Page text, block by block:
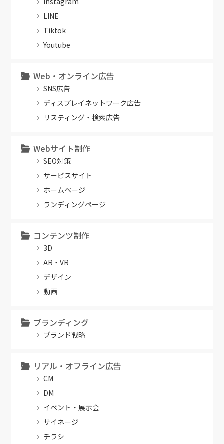
LINE
Tiktok
Youtube
Web・オンライン広告
SNS広告
ディスプレイネットワーク広告
リスティング・検索広告
Webサイト制作
SEO対策
サービスサイト
ホームページ
ランディングページ
コンテンツ制作
3D
AR・VR
デザイン
動画
ブランディング
ブランド戦略
リアル・オフライン広告
CM
DM
イベント・展示会
サイネージ
チラシ